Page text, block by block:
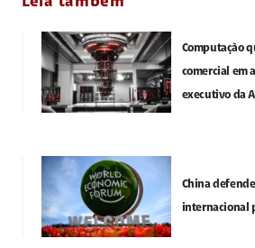
Computação
comercial em
executivo da
China
internacional